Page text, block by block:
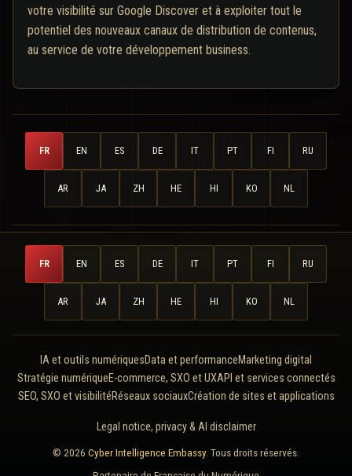
votre visibilité sur Google Discover et à exploiter tout le
potentiel des nouveaux canaux de distribution de contenus,
au service de votre développement business.
FR EN ES DE IT PT FI RU
AR JA ZH HE HI KO NL
FR EN ES DE IT PT FI RU
AR JA ZH HE HI KO NL
IA et outils numériquesData et performanceMarketing digital
Stratégie numériqueE-commerce, SXO et UXAPI et services connectés
SEO, SXO et visibilitéRéseaux sociauxCréation de sites et applications
Legal notice, privacy & AI disclaimer
© 2026 Cyber Intelligence Embassy. Tous droits réservés.